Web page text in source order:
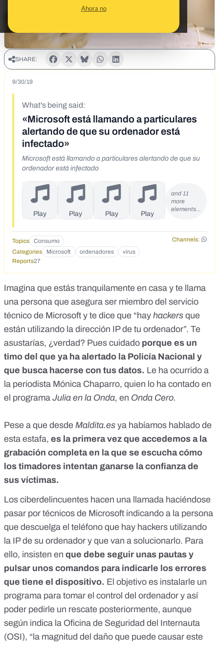
Ahora no
SHARE:
9/30/19
What's being said:
«Microsoft está llamando a particulares
alertando de que su ordenador está
infectado»
Microsoft está llamando a particulares alertando de que su
ordenador está infectado
Play Play Play Play
and 11
more
elements…
Topics Consumo
Channels:
Categories
Microsoft ordenadores
virus
Reports27
Imagina que estás tranquilamente en casa y te llama
una persona que asegura ser miembro del servicio
técnico de Microsoft y te dice que “hay hackers que
están utilizando la dirección IP de tu ordenador”. Te
asustarías, ¿verdad? Pues cuidado porque es un
timo del que ya ha alertado la Policía Nacional y
que busca hacerse con tus datos. Le ha ocurrido a
la periodista Mónica Chaparro, quien lo ha contado en
el programa Julia en la Onda, en Onda Cero.
Pese a que desde Maldita.es ya habíamos hablado de
esta estafa, es la primera vez que accedemos a la
grabación completa en la que se escucha cómo
los timadores intentan ganarse la confianza de
sus víctimas.
Los ciberdelincuentes hacen una llamada haciéndose
pasar por técnicos de Microsoft indicando a la persona
que descuelga el teléfono que hay hackers utilizando
la IP de su ordenador y que van a solucionarlo. Para
ello, insisten en que debe seguir unas pautas y
pulsar unos comandos para indicarle los errores
que tiene el dispositivo. El objetivo es instalarle un
programa para tomar el control del ordenador y así
poder pedirle un rescate posteriormente, aunque
según indica la Oficina de Seguridad del Internauta
(OSI), “la magnitud del daño que puede causar este